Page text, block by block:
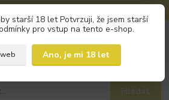
starší 18 let Potvrzuji, že jsem starší
pro vstup na tento e-shop.
Ano, je mi 18 let
Hledat